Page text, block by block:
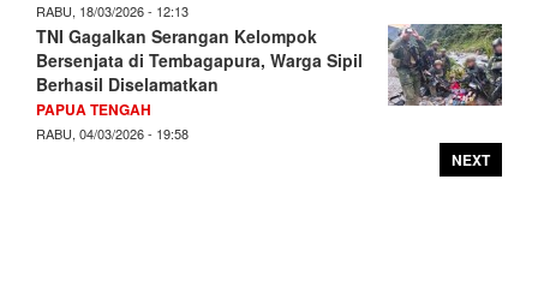
RABU, 18/03/2026 - 12:13
TNI Gagalkan Serangan Kelompok
Bersenjata di Tembagapura, Warga Sipil
Berhasil Diselamatkan
PAPUA TENGAH
RABU, 04/03/2026 - 19:58
NEXT